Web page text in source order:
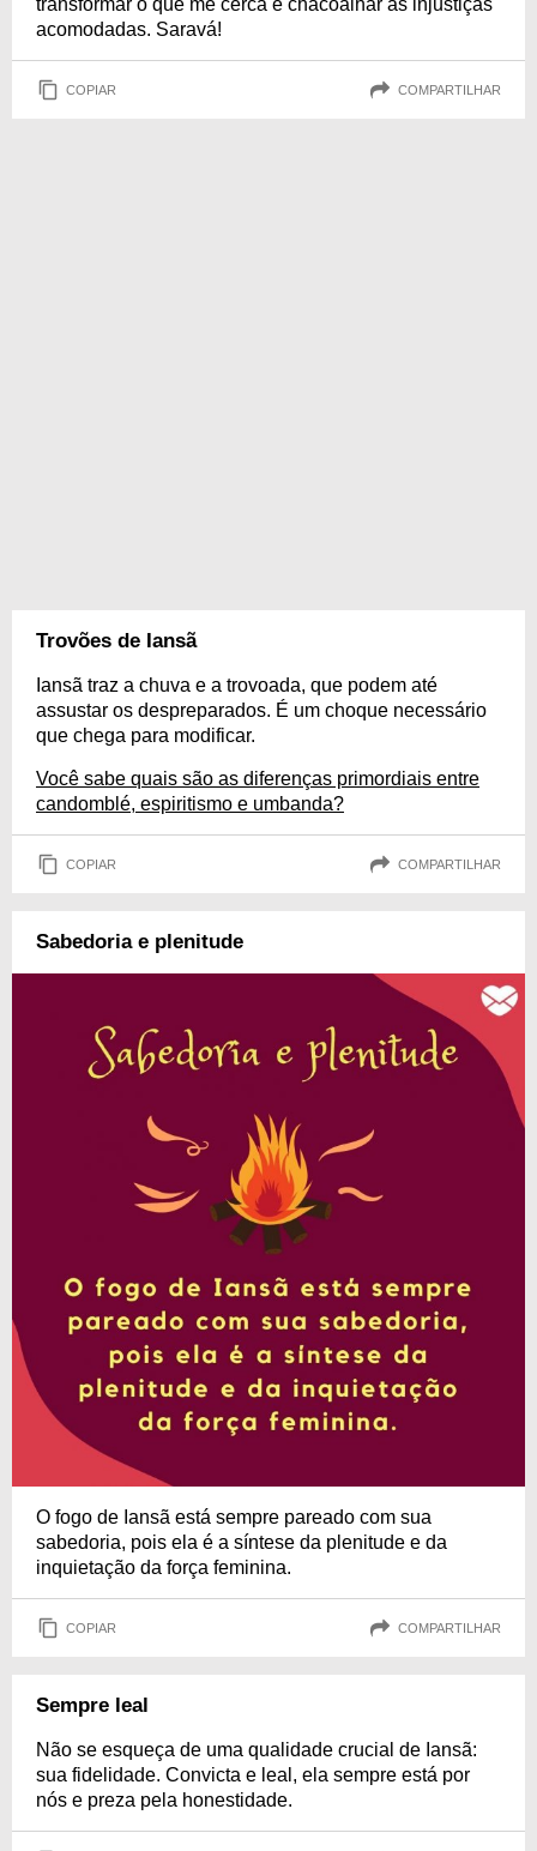
transformar o que me cerca e chacoalhar as injustiças
acomodadas. Saravá!
COPIAR COMPARTILHAR
Trovões de Iansã
Iansã traz a chuva e a trovoada, que podem até
assustar os despreparados. É um choque necessário
que chega para modificar.
Você sabe quais são as diferenças primordiais entre
candomblé, espiritismo e umbanda?
COPIAR COMPARTILHAR
Sabedoria e plenitude
O fogo de Iansã está sempre pareado com sua
sabedoria, pois ela é a síntese da plenitude e da
inquietação da força feminina.
COPIAR COMPARTILHAR
Sempre leal
Não se esqueça de uma qualidade crucial de Iansã:
sua fidelidade. Convicta e leal, ela sempre está por
nós e preza pela honestidade.